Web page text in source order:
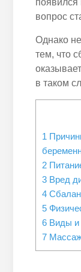
появился
вопрос
Однако
тем, что
в таком
1
2
3Вред
4
5
6Виды и
7